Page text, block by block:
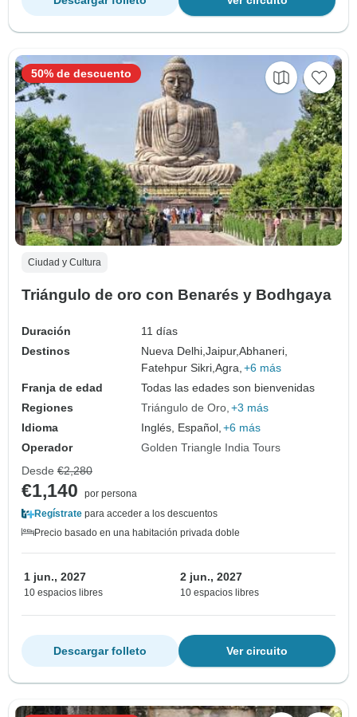
Ciudad y Cultura
Triángulo de oro con Benarés y Bodhgaya
Duración
11 días
Destinos
Nueva Delhi,Jaipur,Abhaneri,
Fatehpur Sikri,Agra, +6 más
Franja de edad
Todas las edades son bienvenidas
Regiones
Triángulo de Oro +3 más
Idioma
Inglés, Español, +6 más
Operador
Golden Triangle India Tours
50% de descuento
Desde €2,280
€1,140
por persona
Regístrate para acceder a los descuentos
Precio basado en una habitación privada doble
1 jun., 2027
10 espacios libres
2 jun., 2027
10 espacios libres
Ver circuito
Descargar folleto